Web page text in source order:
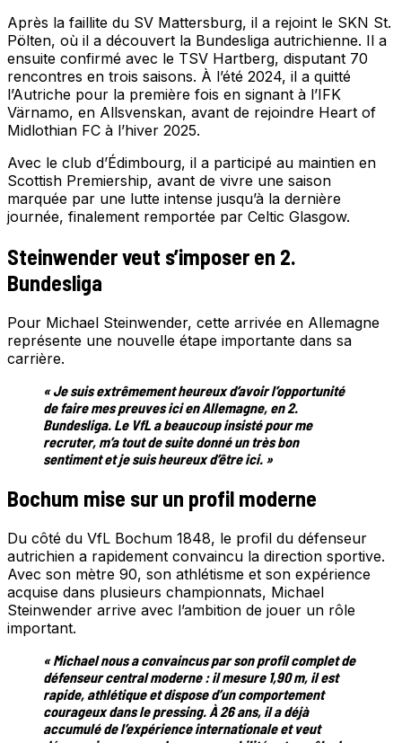
Après la faillite du SV Mattersburg, il a rejoint le SKN St.
Pölten, où il a découvert la Bundesliga autrichienne. Il a
ensuite confirmé avec le TSV Hartberg, disputant 70
rencontres en trois saisons. À l’été 2024, il a quitté
l’Autriche pour la première fois en signant à l’IFK
Värnamo, en Allsvenskan, avant de rejoindre Heart of
Midlothian FC à l’hiver 2025.
Avec le club d’Édimbourg, il a participé au maintien en
Scottish Premiership, avant de vivre une saison
marquée par une lutte intense jusqu’à la dernière
journée, finalement remportée par Celtic Glasgow.
Steinwender veut s’imposer en 2.
Bundesliga
Pour Michael Steinwender, cette arrivée en Allemagne
représente une nouvelle étape importante dans sa
carrière.
« Je suis extrêmement heureux d’avoir l’opportunité
de faire mes preuves ici en Allemagne, en 2.
Bundesliga. Le VfL a beaucoup insisté pour me
recruter, m’a tout de suite donné un très bon
sentiment et je suis heureux d’être ici. »
Bochum mise sur un profil moderne
Du côté du VfL Bochum 1848, le profil du défenseur
autrichien a rapidement convaincu la direction sportive.
Avec son mètre 90, son athlétisme et son expérience
acquise dans plusieurs championnats, Michael
Steinwender arrive avec l’ambition de jouer un rôle
important.
« Michael nous a convaincus par son profil complet de
défenseur central moderne : il mesure 1,90 m, il est
rapide, athlétique et dispose d’un comportement
courageux dans le pressing. À 26 ans, il a déjà
accumulé de l’expérience internationale et veut